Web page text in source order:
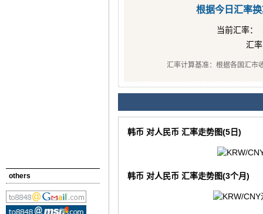
根据今日汇率
当前汇率
汇
汇率计算基准：根据各国汇市
韩币 对人民币 汇率走势图(5日)
韩币 对人民币 汇率走势图(3个月)
others